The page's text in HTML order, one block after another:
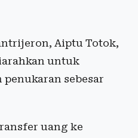
Aiptu Totok,
untuk
penukaran sebesar
uang ke